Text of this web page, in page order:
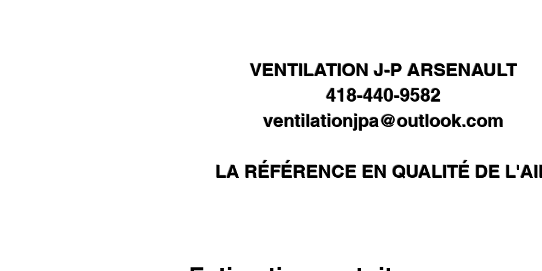
VENTILATION J-P ARSENAULT
418-440-9582
ventilationjpa@outlook.com
LA RÉFÉRENCE EN QUALITÉ DE